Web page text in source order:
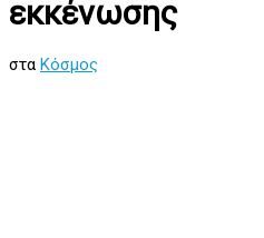
εκκένωσης
στα Κόσμος